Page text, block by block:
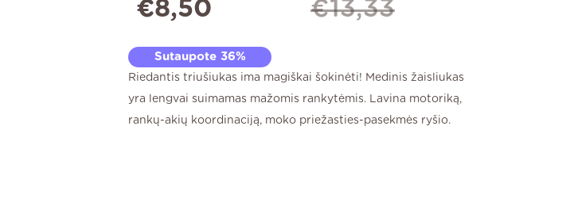
€8,50 €13,33
Sutaupote 36%
Riedantis triušiukas ima magiškai šokinėti! Medinis žaisliukas
yra lengvai suimamas mažomis rankytėmis. Lavina motoriką,
rankų-akių koordinaciją, moko priežasties-pasekmės ryšio.